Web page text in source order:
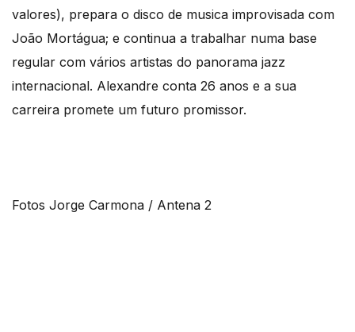
valores), prepara o disco de musica improvisada com
João Mortágua; e continua a trabalhar numa base
regular com vários artistas do panorama jazz
internacional. Alexandre conta 26 anos e a sua
carreira promete um futuro promissor.
Fotos Jorge Carmona / Antena 2